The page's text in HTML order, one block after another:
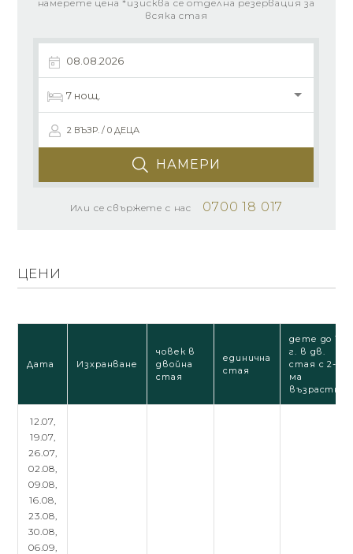
намерете цена *изисква се отделна резервация за
всяка стая
2 ВЪЗР. / 0 ДЕЦА
НАМЕРИ
Или се свържете с нас 0700 18 017
ЦЕНИ
Дата Изхранване
човек в
двойна
стая
единична
стая
дете до 12
г. в дв.
стая с 2-
ма
възрастни
12.07,
19.07,
26.07,
02.08,
09.08,
16.08,
23.08,
30.08,
06.09,